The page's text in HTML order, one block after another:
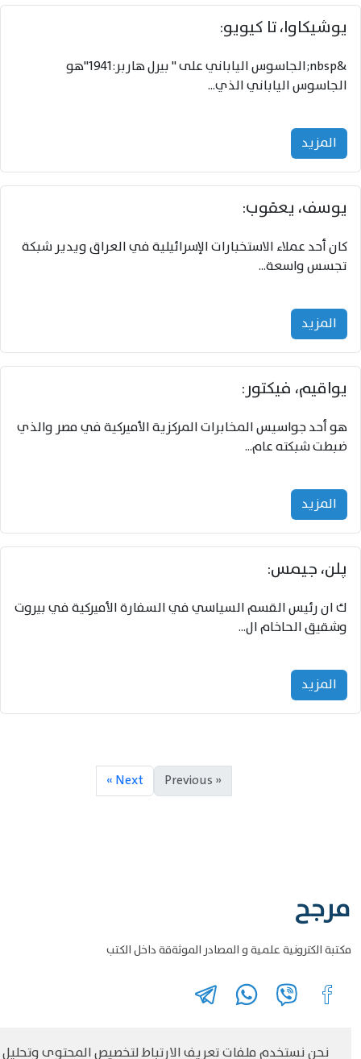
يوشيکاوا، تا کيويو:
&nbsp;الجاسوس الياباني على " بيرل هاربر:1941"هو
الجاسوس الياباني الذي...
المزید
يوسف، يعقوب:
كان أحد عملاء الاستخبارات الإسرائيلية في العراق ويدير شبكة
تجسس واسعة...
المزید
يواقيم، فيكتور:
هو أحد جواسيس المخابرات المركزية الأميركية في مصر والذي
ضبطت شبكته عام...
المزید
پلن، جيمس:
ك ان رئيس القسم السياسي في السفارة الأميركية في بيروت
وشقيق الحاخام ال...
المزید
Next »
مرجح
مكتبة الكترونية علمية و المصادر الموثةقة داخل الكتب
حقوق الطبع والنشر مرجح جميع الحقوق محفوظةسياسة و الخصوصية
نحن نستخدم ملفات تعريف الارتباط لتخصيص المحتوى وتحليل